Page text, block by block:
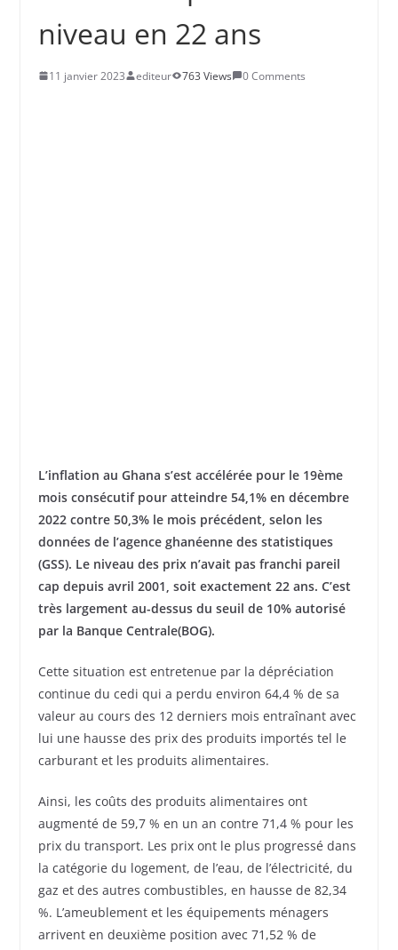
niveau en 22 ans
11 janvier 2023 editeur 763 Views 0 Comments
L’inflation au Ghana s’est accélérée pour le 19ème
mois consécutif pour atteindre 54,1% en décembre
2022 contre 50,3% le mois précédent, selon les
données de l’agence ghanéenne des statistiques
(GSS). Le niveau des prix n’avait pas franchi pareil
cap depuis avril 2001, soit exactement 22 ans. C’est
très largement au-dessus du seuil de 10% autorisé
par la Banque Centrale(BOG).
Cette situation est entretenue par la dépréciation
continue du cedi qui a perdu environ 64,4 % de sa
valeur au cours des 12 derniers mois entraînant avec
lui une hausse des prix des produits importés tel le
carburant et les produits alimentaires.
Ainsi, les coûts des produits alimentaires ont
augmenté de 59,7 % en un an contre 71,4 % pour les
prix du transport. Les prix ont le plus progressé dans
la catégorie du logement, de l’eau, de l’électricité, du
gaz et des autres combustibles, en hausse de 82,34
%. L’ameublement et les équipements ménagers
arrivent en deuxième position avec 71,52 % de